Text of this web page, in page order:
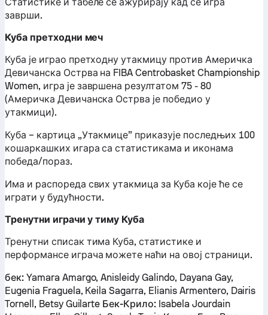
заврши.
Куба претходни меч
Куба је играо претходну утакмицу против Америчка
Девичанска Острва на FIBA Centrobasket Championship
Women, игра је завршена резултатом 75 - 80
(Америчка Девичанска Острва је победио у
утакмици).
Куба – картица „Утакмице” приказује последњих 100
кошаркашких игара са статистикама и иконама
победа/пораз.
Има и распореда свих утакмица за Куба које ће се
играти у будућности.
Тренутни играчи у тиму Куба
Тренутни списак тима Куба, статистике и
перформансе играча можете наћи на овој страници.
бек:Yamara Amargo, Anisleidy Galindo, Dayana Gay,
Eugenia Fraguela, Keila Sagarra, Elianis Armentero, Dairis
Tornell, Betsy Guilarte Бек-Крило: Isabela Jourdain